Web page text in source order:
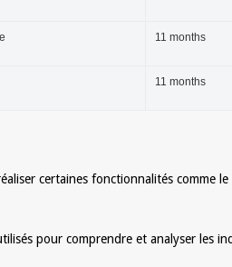
11 months
11 months
certaines fonctionnalités comme
pour comprendre et analyser les